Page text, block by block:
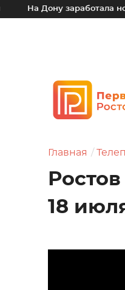
Дону заработала новая
Главная
18